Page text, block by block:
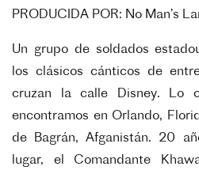
PRODUCIDA POR: No Man’s
Un grupo de soldados
los clásicos cánticos de
cruzan la calle Disney. Lo
encontramos en Orlando,
de Bagrán, Afganistán. 20
lugar, el Comandante